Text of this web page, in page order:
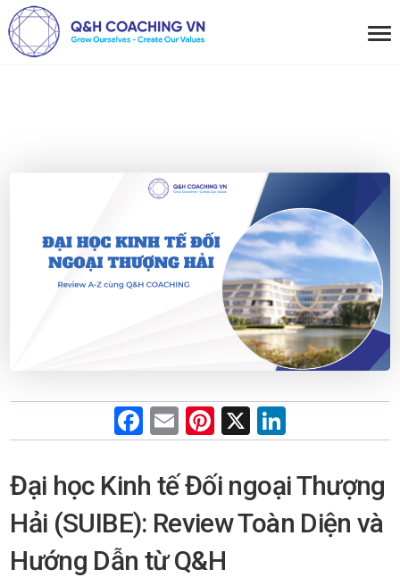
F
a
ce
b
o
o
E
m
ail
Pi
nt
er
es
t
X
n
ke
dI
n
Đại học Kinh tế Đối ngoại Thượng
Hải (SUIBE): Review Toàn Diện và
Hướng Dẫn từ Q&H